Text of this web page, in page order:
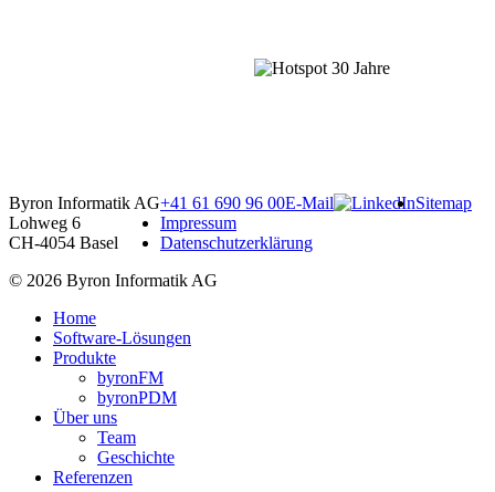
Byron Informatik AG
Lohweg 6
CH-4054 Basel
+41 61 690 96 00E-Mail
Sitemap
Impressum
Datenschutzerklärung
© 2026 Byron Informatik AG
Home
Software-Lösungen
Produkte
byronFM
byronPDM
Über uns
Team
Geschichte
Referenzen